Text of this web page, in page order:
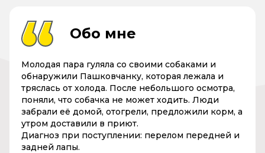
Обо мне
Молодая пара гуляла со своими собаками и
обнаружили Пашковчанку, которая лежала и
тряслась от холода. После небольшого осмотра,
поняли, что собачка не может ходить. Люди
забрали её домой, отогрели, предложили корм, а
утром доставили в приют.
Диагноз при поступлении: перелом передней и
задней лапы.